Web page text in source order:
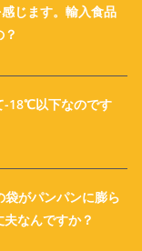
じます。輸入食品
-18℃以下なのです
がパンパンに膨ら
なんですか？